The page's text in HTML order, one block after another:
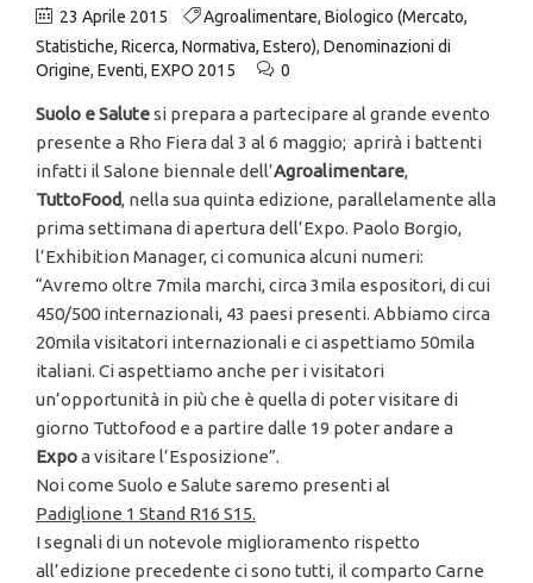
23 Aprile 2015 Agroalimentare, Biologico (Mercato,
Statistiche, Ricerca, Normativa, Estero), Denominazioni di
Origine, Eventi, EXPO 2015 0
Suolo e Salutesi prepara a partecipare al grande evento
presente a Rho Fiera dal 3 al 6 maggio; aprirà i battenti
infatti il Salone biennale dell’Agroalimentare,
TuttoFood, nella sua quinta edizione, parallelamente alla
prima settimana di apertura dell’Expo. Paolo Borgio,
l’Exhibition Manager, ci comunica alcuni numeri:
“Avremo oltre 7mila marchi, circa 3mila espositori, di cui
450/500 internazionali, 43 paesi presenti. Abbiamo circa
20mila visitatori internazionali e ci aspettiamo 50mila
italiani. Ci aspettiamo anche per i visitatori
un’opportunità in più che è quella di poter visitare di
giorno Tuttofood e a partire dalle 19 poter andare a
Expoa visitare l’Esposizione”.
Noi come Suolo e Salute saremo presenti al
Padiglione 1 Stand R16 S15.
I segnali di un notevole miglioramento rispetto
all’edizione precedente ci sono tutti, il comparto Carne